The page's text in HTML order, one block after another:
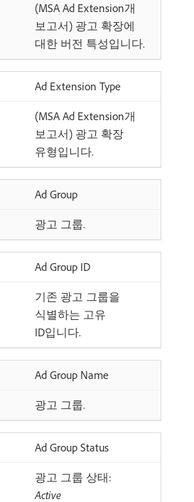
(MSA Ad Extension개
보고서) 광고 확장에
대한 버전 특성입니다.
Ad Extension Type
(MSA Ad Extension개
보고서) 광고 확장
유형입니다.
Ad Group
광고 그룹.
Ad Group ID
기존 광고 그룹을
식별하는 고유
ID입니다.
Ad Group Name
광고 그룹.
Ad Group Status
광고 그룹 상태:
Active